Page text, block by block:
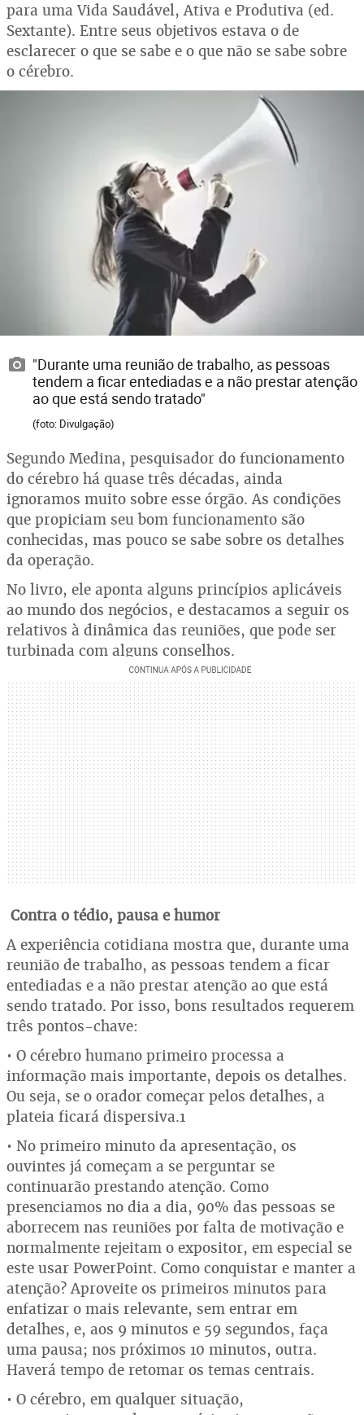
para uma Vida Saudável, Ativa e Produtiva (ed.
Sextante). Entre seus objetivos estava o de
esclarecer o que se sabe e o que não se sabe sobre
o cérebro.
"Durante uma reunião de trabalho, as pessoas
tendem a ficar entediadas e a não prestar atenção
ao que está sendo tratado"
(foto: Divulgação)
Segundo Medina, pesquisador do funcionamento
do cérebro há quase três décadas, ainda
ignoramos muito sobre esse órgão. As condições
que propiciam seu bom funcionamento são
conhecidas, mas pouco se sabe sobre os detalhes
da operação.
No livro, ele aponta alguns princípios aplicáveis
ao mundo dos negócios, e destacamos a seguir os
relativos à dinâmica das reuniões, que pode ser
turbinada com alguns conselhos.
Contra o tédio, pausa e humor
A experiência cotidiana mostra que, durante uma
reunião de trabalho, as pessoas tendem a ficar
entediadas e a não prestar atenção ao que está
sendo tratado. Por isso, bons resultados requerem
três pontos-chave:
• O cérebro humano primeiro processa a
informação mais importante, depois os detalhes.
Ou seja, se o orador começar pelos detalhes, a
plateia ficará dispersiva.1
• No primeiro minuto da apresentação, os
ouvintes já começam a se perguntar se
continuarão prestando atenção. Como
presenciamos no dia a dia, 90% das pessoas se
aborrecem nas reuniões por falta de motivação e
normalmente rejeitam o expositor, em especial se
este usar PowerPoint. Como conquistar e manter a
atenção? Aproveite os primeiros minutos para
enfatizar o mais relevante, sem entrar em
detalhes, e, aos 9 minutos e 59 segundos, faça
uma pausa; nos próximos 10 minutos, outra.
Haverá tempo de retomar os temas centrais.
• O cérebro, em qualquer situação,